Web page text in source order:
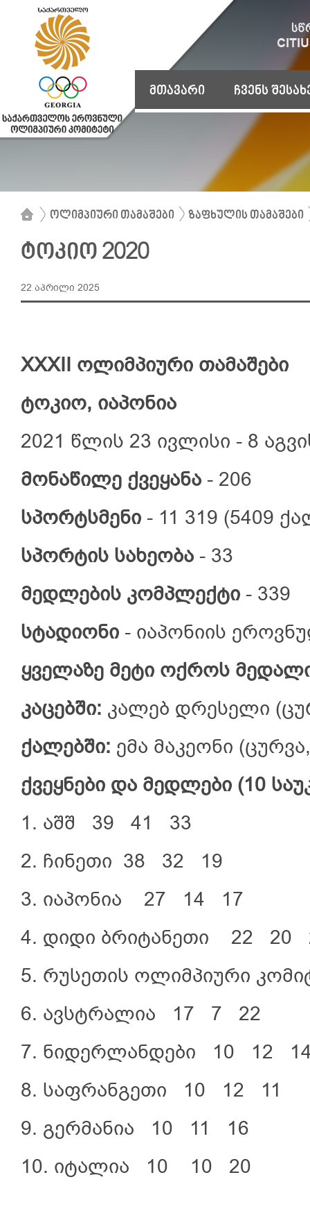
მთავარი ჩვენს
ოლიმპიური თამაშები ზაფხულის თამაშები
ტოკიო 2020
22 აპრილი 2025
XXXII ოლიმპიური თამაშები
ტოკიო, იაპონია
2021 წლის 23 ივლისი - 8
მონაწილე ქვეყანა - 206
სპორტსმენი - 11 319 (5409
სპორტის სახეობა - 33
მედლების კომპლექტი - 339
სტადიონი - იაპონიის
ყველაზე მეტი ოქროს
კაცებში: კალებ დრესელი
ქალებში: ემა მაკეონი
ქვეყნები და მედლები (10
1. აშშ 39 41
2. ჩინეთი 38 32 19
3. იაპონია 27 14 17
4. დიდი ბრიტანეთი 22 20
5. რუსეთის ოლიმპიური
6. ავსტრალია 17 7 22
7. ნიდერლანდები 10 12
8. საფრანგეთი 10 12 11
9. გერმანია 10 11 16
10. იტალია 10 10 20